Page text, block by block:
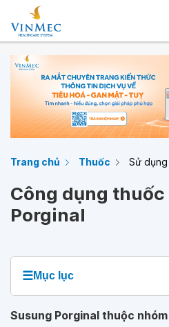
Trang chủ Thuốc Sử
Công dụng thuốc
Porginal
☰Mục lục
Susung Porginal thuộc